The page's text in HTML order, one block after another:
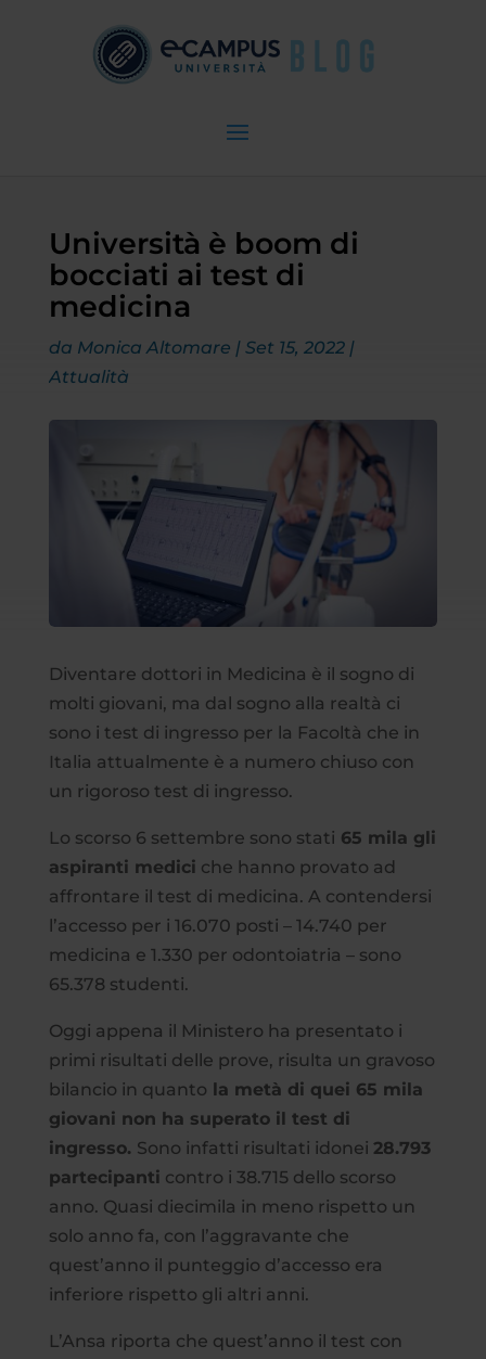
Università è boom di
bocciati ai test di
medicina
da Monica Altomare | Set 15, 2022|
Attualità
Diventare dottori in Medicina è il sogno di
molti giovani, ma dal sogno alla realtà ci
sono i test di ingresso per la Facoltà che in
Italia attualmente è a numero chiuso con
un rigoroso test di ingresso.
Lo scorso 6 settembre sono stati 65 mila gli
aspiranti medici che hanno provato ad
affrontare il test di medicina. A contendersi
l’accesso per i 16.070 posti – 14.740 per
medicina e 1.330 per odontoiatria – sono
65.378 studenti.
Oggi appena il Ministero ha presentato i
primi risultati delle prove, risulta un gravoso
bilancio in quanto la metà di quei 65 mila
giovani non ha superato il test di
ingresso. Sono infatti risultati idonei 28.793
partecipanti contro i 38.715 dello scorso
anno. Quasi diecimila in meno rispetto un
solo anno fa, con l’aggravante che
quest’anno il punteggio d’accesso era
inferiore rispetto gli altri anni.
L’Ansa riporta che quest’anno il test con